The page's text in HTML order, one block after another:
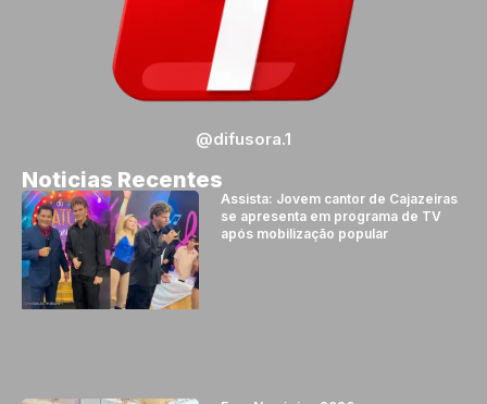
@difusora.1
Noticias Recentes
Assista: Jovem cantor de Cajazeiras
se apresenta em programa de TV
após mobilização popular